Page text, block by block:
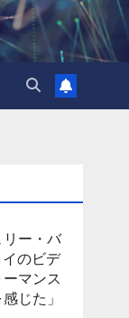
リー・バ
のビデ
マンス
じた」